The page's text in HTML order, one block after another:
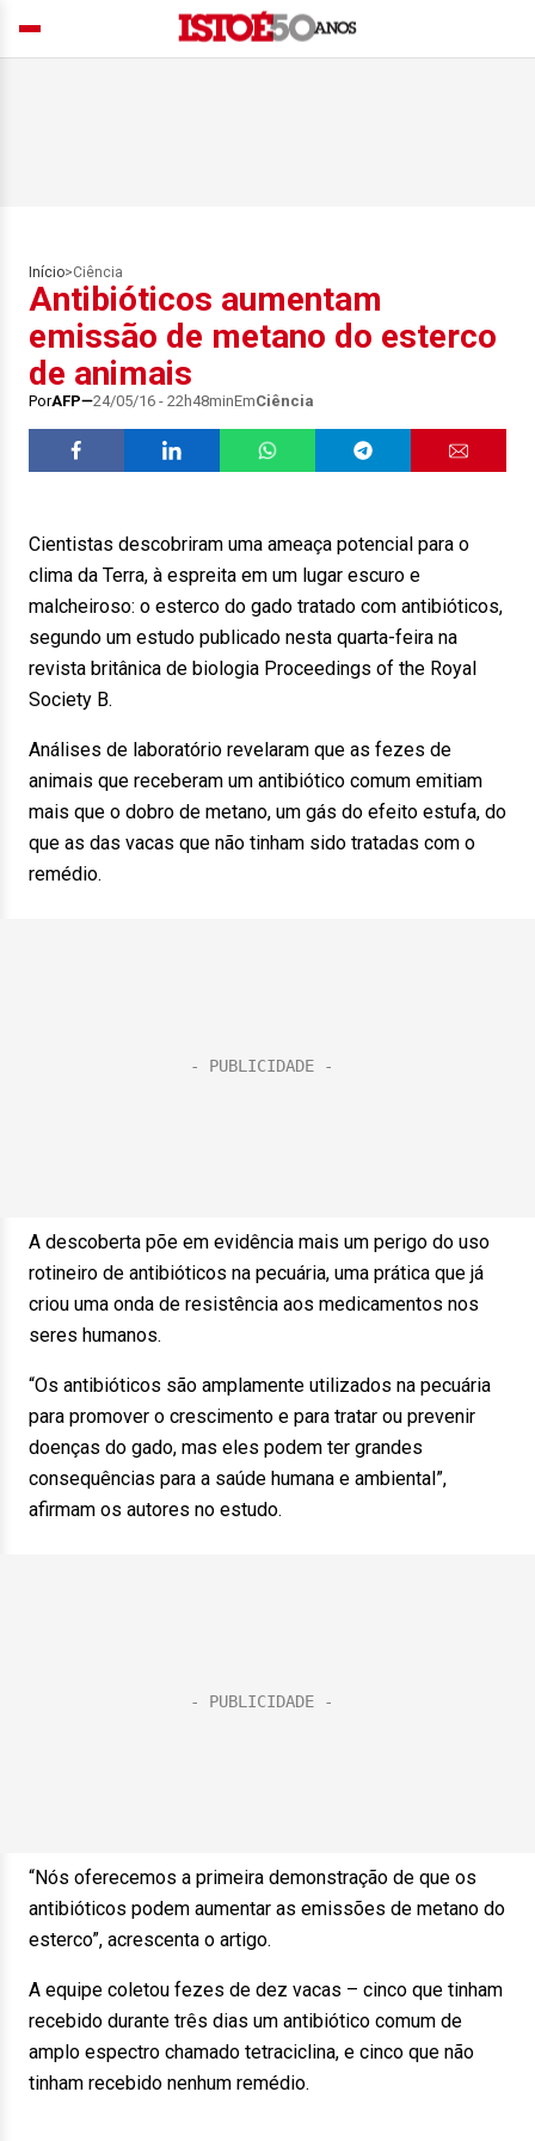
Início>Ciência
Antibióticos aumentam
emissão de metano do esterco
de animais
PorAFP 24/05/16 - 22h48minEmCiência
Cientistas descobriram uma ameaça potencial para o
clima da Terra, à espreita em um lugar escuro e
malcheiroso: o esterco do gado tratado com antibióticos,
segundo um estudo publicado nesta quarta-feira na
revista britânica de biologia Proceedings of the Royal
Society B.
Análises de laboratório revelaram que as fezes de
animais que receberam um antibiótico comum emitiam
mais que o dobro de metano, um gás do efeito estufa, do
que as das vacas que não tinham sido tratadas com o
remédio.
A descoberta põe em evidência mais um perigo do uso
rotineiro de antibióticos na pecuária, uma prática que já
criou uma onda de resistência aos medicamentos nos
seres humanos.
“Os antibióticos são amplamente utilizados na pecuária
para promover o crescimento e para tratar ou prevenir
doenças do gado, mas eles podem ter grandes
consequências para a saúde humana e ambiental”,
afirmam os autores no estudo.
“Nós oferecemos a primeira demonstração de que os
antibióticos podem aumentar as emissões de metano do
esterco”, acrescenta o artigo.
A equipe coletou fezes de dez vacas – cinco que tinham
recebido durante três dias um antibiótico comum de
amplo espectro chamado tetraciclina, e cinco que não
tinham recebido nenhum remédio.